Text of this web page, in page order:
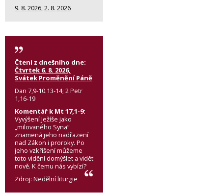
9. 8. 2026,2. 8. 2026
Čtení z dnešního dne:
Čtvrtek 6. 8. 2026,
Svátek Proměnění Páně
Dan 7,9-10.13-14; 2 Petr
1,16-19
Komentář k Mt 17,1-9:
Vyvýšení Ježíše jako
„milovaného Syna“
znamená jeho nadřazení
nad Zákon i proroky. Po
jeho vzkříšení můžeme
toto vidění domýšlet a vidět
nově. K čemu nás vybízí?
Zdroj: Nedělní liturgie